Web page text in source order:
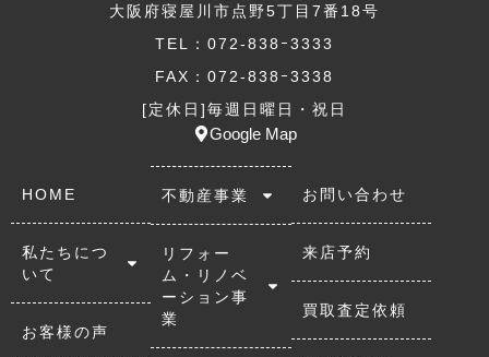
大阪府寝屋川市点野5丁目7番18号
TEL：072-838ｰ3333
FAX：072-838ｰ3338
[定休日]毎週日曜日・祝日
Google Map
HOME
私たちにつ
いて
お客様の声
不動産事業
リフォー
ム・リノベ
ーション事
業
お問い合わせ
来店予約
買取査定依頼